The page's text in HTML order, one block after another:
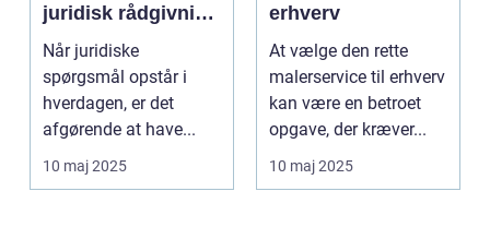
juridisk rådgivning
tæt på dig
Når juridiske
spørgsmål opstår i
hverdagen, er det
afgørende at have...
10 maj 2025
erhverv
At vælge den rette
malerservice til erhverv
kan være en betroet
opgave, der kræver...
10 maj 2025